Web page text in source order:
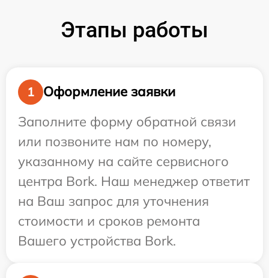
Этапы работы
1
Оформление заявки
Заполните форму обратной связи
или позвоните нам по номеру,
указанному на сайте сервисного
центра Bork. Наш менеджер ответит
на Ваш запрос для уточнения
стоимости и сроков ремонта
Вашего устройства Bork.